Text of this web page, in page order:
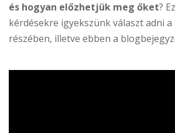
és hogyan előzhetjük meg őket?
kérdésekre igyekszünk választ adni a
részében, illetve ebben a